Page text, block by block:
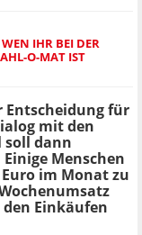
IHR BEI DER
O-MAT IST
Entscheidung für
mit den
soll dann
Menschen
im Monat zu
Einkäufen